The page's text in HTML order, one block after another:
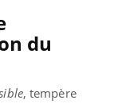
du
, tempère